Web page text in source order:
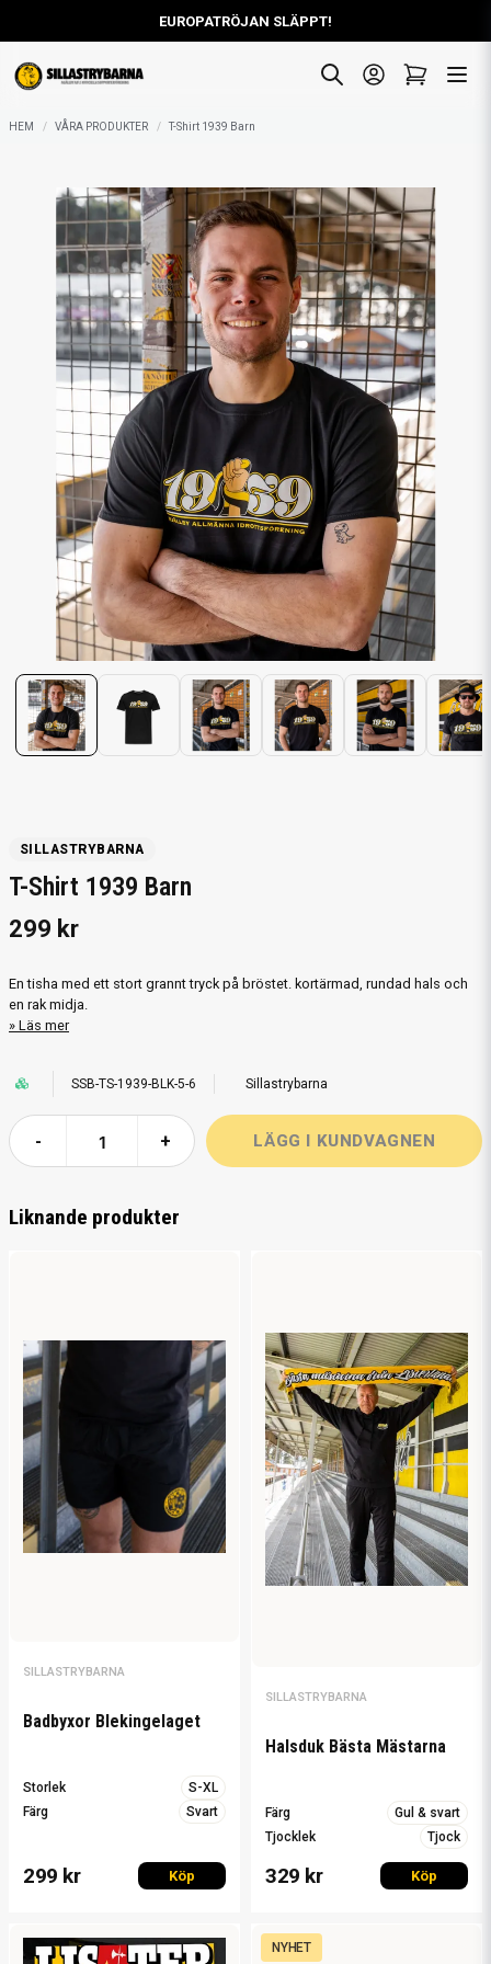
EUROPATRÖJAN SLÄPPT!
HEM VÅRA PRODUKTER T-Shirt 1939 Barn
SILLASTRYBARNA
T-Shirt 1939 Barn
299 kr
En tisha med ett stort grannt tryck på bröstet. kortärmad, rundad hals och
en rak midja.
Läs mer
SSB-TS-1939-BLK-5-6 Sillastrybarna
- +
Liknande produkter
SILLASTRYBARNA
Badbyxor Blekingelaget
Storlek
S-XL
Färg
Svart
299 kr Köp
SILLASTRYBARNA
Halsduk Bästa Mästarna
Färg
Gul & svart
Tjocklek
Tjock
329 kr Köp
NYHET